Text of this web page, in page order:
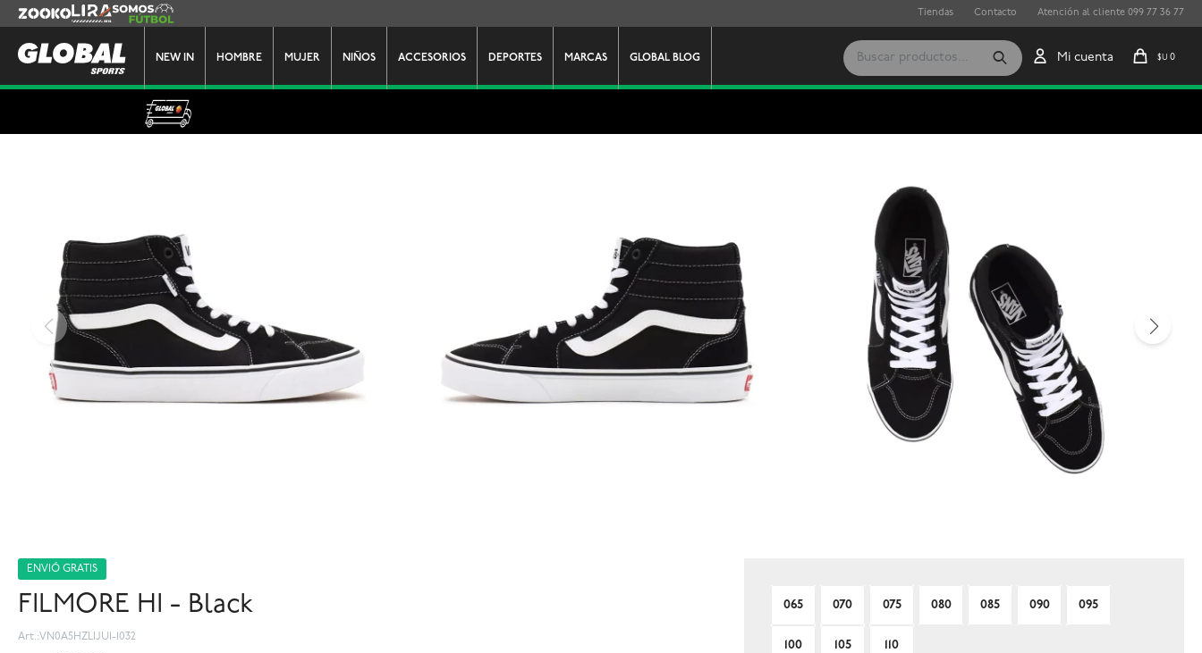
NEW IN HOMBRE MUJER NIÑOS ACCESORIOS DEPORTES MARCAS GLOBAL BLOG $U 0
Zooko Lira Somos Futbol Tiendas Contacto Atención al cliente 099 77 36 77
ENVIÓ GRATIS
FILMORE HI - Black
VN0A5HZLIJU1-1032
065 070 075 080 085 090 095
100 105 110